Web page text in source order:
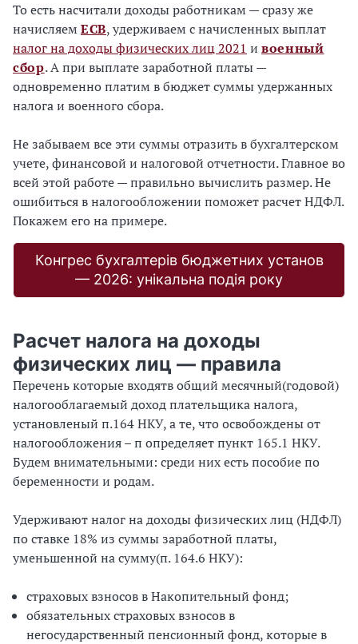
То есть насчитали доходы работникам — сразу же
начисляем ЕСВ, удерживаем с начисленных выплат
налог на доходы физических лиц 2021 и военный
сбор. А при выплате заработной платы —
одновременно платим в бюджет суммы удержанных
налога и военного сбора.
Не забываем все эти суммы отразить в бухгалтерском
учете, финансовой и налоговой отчетности. Главное во
всей этой работе — правильно вычислить размер. Не
ошибиться в налогообложении поможет расчет НДФЛ.
Покажем его на примере.
Конгрес бухгалтерів бюджетних установ
— 2026: унікальна подія року
Расчет налога на доходы
физических лиц — правила
Перечень которые входятв общий месячный(годовой)
налогооблагаемый доход плательщика налога,
установленый п.164 НКУ, а те, что освобождены от
налогообложения – п определяет пункт 165.1 НКУ.
Будем внимательными: среди них есть пособие по
беременности и родам.
Удерживают налог на доходы физических лиц (НДФЛ)
по ставке 18% из суммы заработной платы,
уменьшенной на сумму(п. 164.6 НКУ):
страховых взносов в Накопительный фонд;
обязательных страховых взносов в
негосударственный пенсионный фонд, которые в